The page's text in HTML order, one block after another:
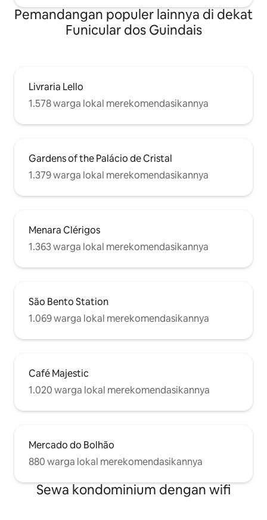
Pemandangan populer lainnya di dekat
Funicular dos Guindais
Livraria Lello
1.578 warga lokal merekomendasikannya
Gardens of the Palácio de Cristal
1.379 warga lokal merekomendasikannya
Menara Clérigos
1.363 warga lokal merekomendasikannya
São Bento Station
1.069 warga lokal merekomendasikannya
Café Majestic
1.020 warga lokal merekomendasikannya
Mercado do Bolhão
880 warga lokal merekomendasikannya
Sewa kondominium dengan wifi